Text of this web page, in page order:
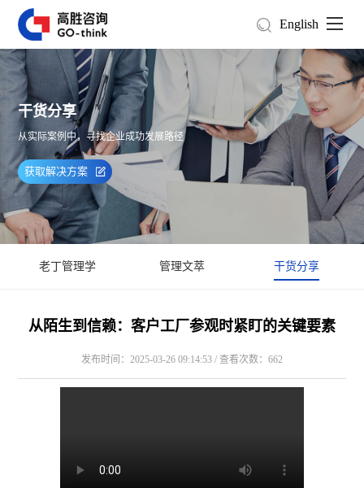
English
干货分享
从实际案例中，寻找企业成功发展路径
获取解决方案
老丁管理学 管理文萃 干货分享
从陌生到信赖：客户工厂参观时紧盯的关键要素
发布时间：2025-03-26 09:14:53 / 查看次数：662